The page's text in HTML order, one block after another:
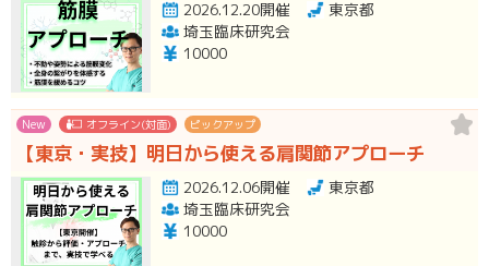
2026.12.20開催
東京都
埼玉臨床研究会
10000
New オフライン(対面) ピックアップ
【東京・実技】明日から使える肩関節アプローチ
2026.12.06開催
東京都
埼玉臨床研究会
10000